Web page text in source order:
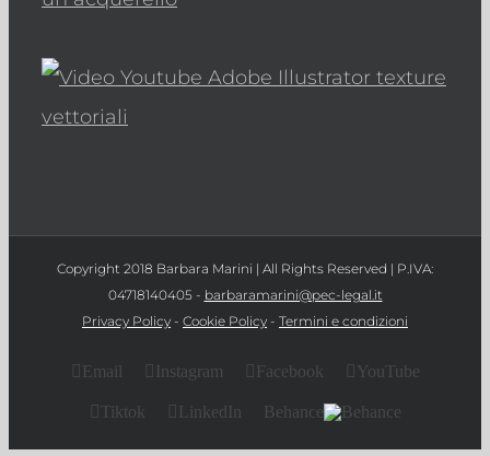
Copyright 2018 Barbara Marini | All Rights Reserved | P.IVA:
04718140405 - barbaramarini@pec-legal.it
Privacy Policy - Cookie Policy - Termini e condizioni
Email Instagram Facebook YouTube
Tiktok LinkedIn Behance